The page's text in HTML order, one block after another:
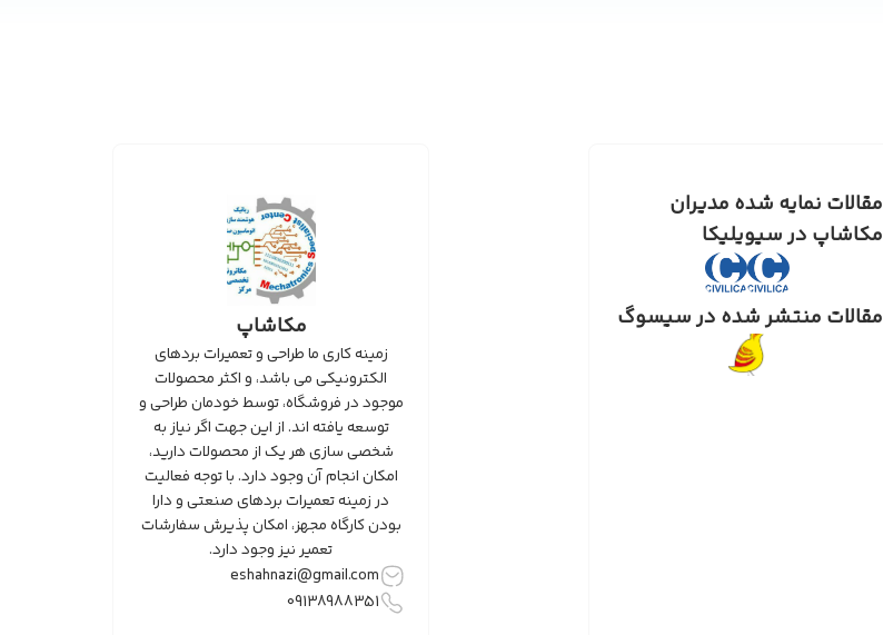
مقالات نمایه شده مدیران
مکاشاپ در سیویلیکا
مقالات منتشر شده در سیسوگ مکاشاپ
زمینه کاری ما طراحی و تعمیرات بردهای
الکترونیکی می باشد، و اکثر محصولات
موجود در فروشگاه، توسط خودمان طراحی و
توسعه یافته اند. از این جهت اگر نیاز به
شخصی سازی هر یک از محصولات دارید،
امکان انجام آن وجود دارد. با توجه فعالیت
در زمینه تعمیرات بردهای صنعتی و دارا
بودن کارگاه مجهز، امکان پذیرش سفارشات
تعمیر نیز وجود دارد.
eshahnazi@gmail.com
09138988351